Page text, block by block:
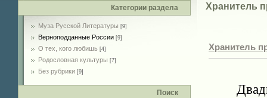
Категории раздела
Муза Русской Литературы [9]
Верноподданные России [9]
О тех, кого любишь [4]
Родословная культуры [7]
Без рубрики [9]
Поиск
Хранитель
Хранитель